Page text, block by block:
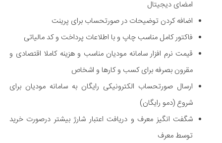
امضای دیجیتال
اضافه کردن توضیحات در صورتحساب برای پرینت
فاکتور کامل مناسب چاپ و با اطلاعات پرداخت و کد مالیاتی
قیمت نرم افزار سامانه مودیان مناسب و هزینه کاملا اقتصادی و
مقرون بصرفه برای کسب و کارها و اشخاص
ارسال صورتحساب الکترونیکی رایگان به سامانه مودیان برای
شروع (دمو رایگان)
شگفت انگیز معرف و دریافت اعتبار شارژ بیشتر درصورت خرید
توسط معرف